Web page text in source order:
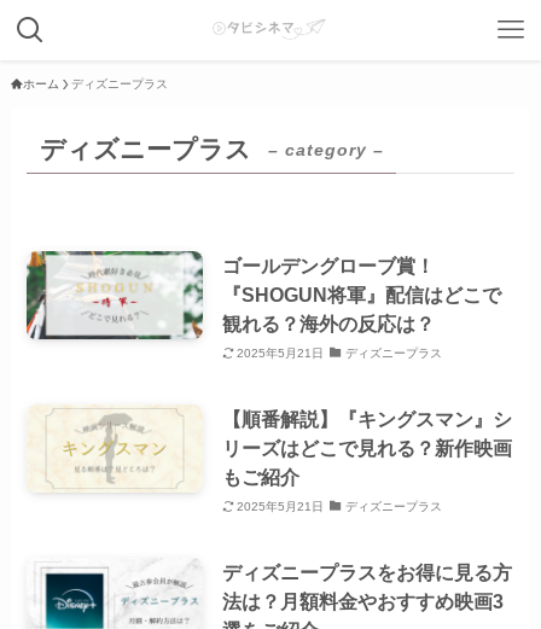
ホーム ディズニープラス
ディズニープラス – category –
ゴールデングローブ賞！
『SHOGUN将軍』配信はどこで
観れる？海外の反応は？
2025年5月21日 ディズニープラス
【順番解説】『キングスマン』シ
リーズはどこで見れる？新作映画
もご紹介
2025年5月21日 ディズニープラス
ディズニープラスをお得に見る方
法は？月額料金やおすすめ映画3